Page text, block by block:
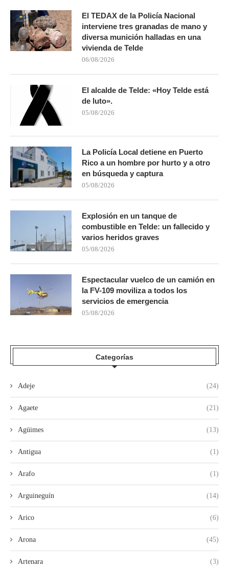
El TEDAX de la Policía Nacional
interviene tres granadas de mano y
diversa munición halladas en una
vivienda de Telde
06/08/2026
El alcalde de Telde: «Hoy Telde está
de luto».
05/08/2026
La Policía Local detiene en Puerto
Rico a un hombre por hurto y a otro
en búsqueda y captura
05/08/2026
Explosión en un tanque de
combustible en Telde: un fallecido y
varios heridos graves
05/08/2026
Espectacular vuelco de un camión en
la FV-109 moviliza a todos los
servicios de emergencia
05/08/2026
Categorías
Adeje (24)
Agaete (21)
Agüimes (13)
Antigua (1)
Arafo (1)
Arguineguín (14)
Arico (6)
Arona (45)
Artenara (3)